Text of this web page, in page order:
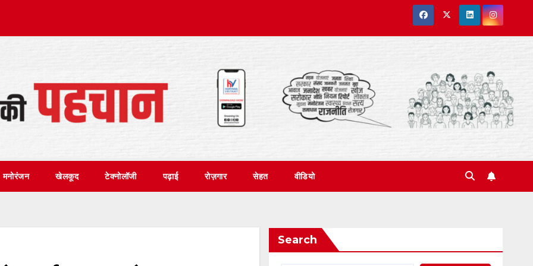
मनोरंजन खेलकूद टेक्नोलॉजी पढ़ाई रोज़गार सेहत वीडियो
Search